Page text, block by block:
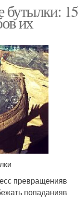
бутылки: 15
их
превращенияв
попаданияв